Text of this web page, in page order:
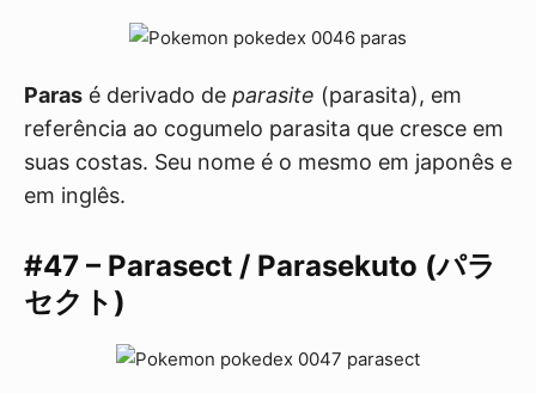
Paras é derivado de parasite (parasita), em
referência ao cogumelo parasita que cresce em
suas costas. Seu nome é o mesmo em japonês e
em inglês.
#47 – Parasect / Parasekuto (パラ
セクト)